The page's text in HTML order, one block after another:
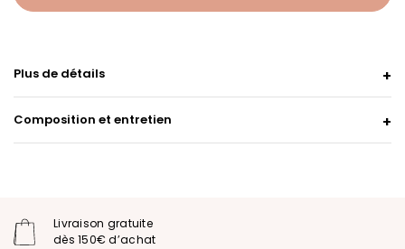
Plus de détails
Composition et entretien
Livraison gratuite
dès 150€ d’achat